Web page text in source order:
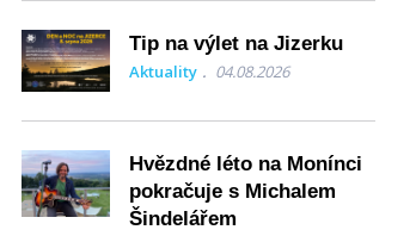
Tip na výlet na Jizerku
Aktuality 04.08.2026
Hvězdné léto na Monínci
pokračuje s Michalem
Šindelářem